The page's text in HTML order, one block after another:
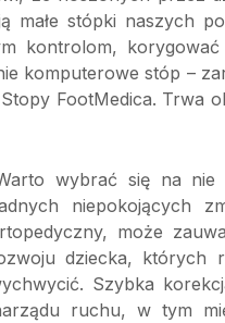
małe stópki naszych
kontrolom,
komputerowe stóp –
FootMedica. Trwa
wybrać się na
niepokojących
może
dziecka, których
Szybka
ruchu, w tym